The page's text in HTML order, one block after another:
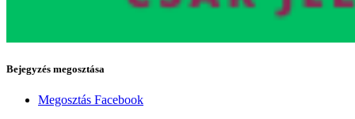
Bejegyzés megosztása
Megosztás Facebook